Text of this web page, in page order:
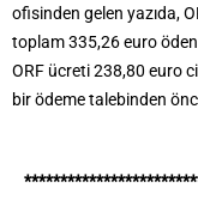
ofisinden gelen yazıda,
toplam 335,26 euro
ORF ücreti 238,80 euro
bir ödeme talebinden